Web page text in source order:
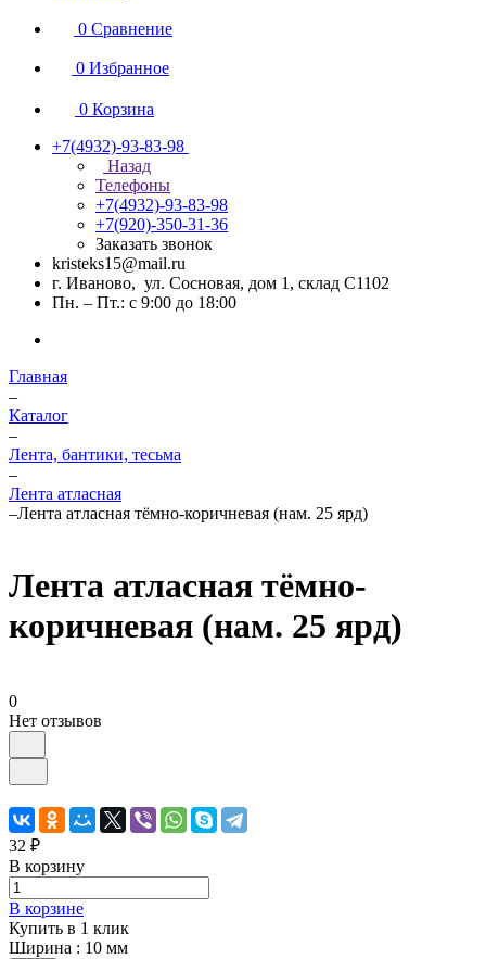
0 Сравнение
0 Избранное
0 Корзина
+7(4932)-93-83-98
Назад
Телефоны
+7(4932)-93-83-98
+7(920)-350-31-36
Заказать звонок
kristeks15@mail.ru
г. Иваново, ул. Сосновая, дом 1, склад С1102
Пн. – Пт.: с 9:00 до 18:00
Главная
–
Каталог
–
Лента, бантики, тесьма
–
Лента атласная
–Лента атласная тёмно-коричневая (нам. 25 ярд)
Лента атласная тёмно-
коричневая (нам. 25 ярд)
0
Нет отзывов
32 ₽
В корзину
В корзине
Купить в 1 клик
Ширина : 10 мм